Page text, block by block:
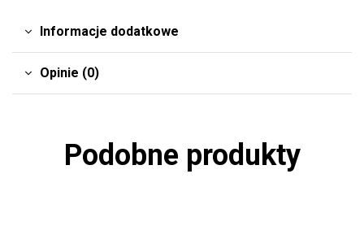
Informacje dodatkowe
Opinie (0)
Podobne produkty